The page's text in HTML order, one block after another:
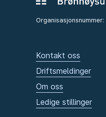
Organisasjonsnummer:
Kontakt oss
Driftsmeldinger
Om oss
Ledige stillinger